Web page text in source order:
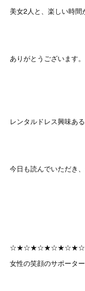
美女2人と、楽しい時間
ありがとうございます。
レンタルドレス興味あ
今日も読んでいただき
女性の笑顔のサポータ